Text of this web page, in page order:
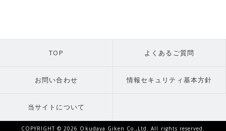
TOP よくあるご質問
お問い合わせ 情報セキュリティ基本方針
当サイトについて
COPYRIGHT ©2026 Okudaya Giken Co.,Ltd. All rights reserved.